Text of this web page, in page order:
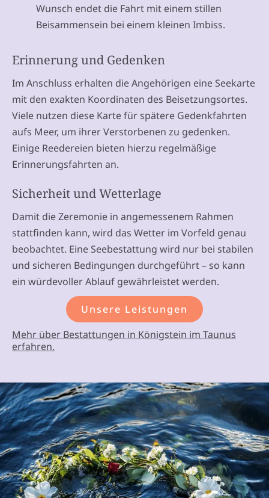
Wunsch endet die Fahrt mit einem stillen
Beisammensein bei einem kleinen Imbiss.
Erinnerung und Gedenken
Im Anschluss erhalten die Angehörigen eine Seekarte
mit den exakten Koordinaten des Beisetzungsortes.
Viele nutzen diese Karte für spätere Gedenkfahrten
aufs Meer, um ihrer Verstorbenen zu gedenken.
Einige Reedereien bieten hierzu regelmäßige
Erinnerungsfahrten an.
Sicherheit und Wetterlage
Damit die Zeremonie in angemessenem Rahmen
stattfinden kann, wird das Wetter im Vorfeld genau
beobachtet. Eine Seebestattung wird nur bei stabilen
und sicheren Bedingungen durchgeführt – so kann
ein würdevoller Ablauf gewährleistet werden.
Unsere Leistungen
Mehr über Bestattungen in Königstein im Taunus
erfahren.